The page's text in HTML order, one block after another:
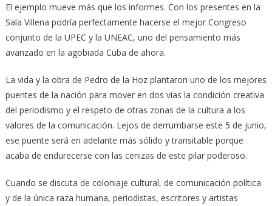
El ejemplo mueve más que los informes. Con los presentes en la
Sala Villena podría perfectamente hacerse el mejor Congreso
conjunto de la UPEC y la UNEAC, uno del pensamiento más
avanzado en la agobiada Cuba de ahora.
La vida y la obra de Pedro de la Hoz plantaron uno de los mejores
puentes de la nación para mover en dos vías la condición creativa
del periodismo y el respeto de otras zonas de la cultura a los
valores de la comunicación. Lejos de derrumbarse este 5 de junio,
ese puente será en adelante más sólido y transitable porque
acaba de endurecerse con las cenizas de este pilar poderoso.
Cuando se discuta de coloniaje cultural, de comunicación política
y de la única raza humana, periodistas, escritores y artistas